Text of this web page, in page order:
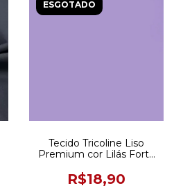
ESGOTADO
Tecido Tricoline Liso
Premium cor Lilás Forte
R$18,90